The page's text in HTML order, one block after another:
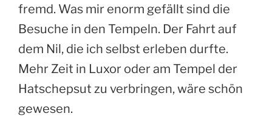
fremd. Was mir enorm gefällt sind die
Besuche in den Tempeln. Der Fahrt auf
dem Nil, die ich selbst erleben durfte.
Mehr Zeit in Luxor oder am Tempel der
Hatschepsut zu verbringen, wäre schön
gewesen.